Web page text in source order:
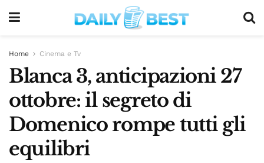
Home Cinema e Tv
Blanca 3, anticipazioni 27
ottobre: il segreto di
Domenico rompe tutti gli
equilibri